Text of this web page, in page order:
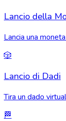
Lancio della
Lancia una
🎲
Lancio di Dadi
Tira un dado
🏁